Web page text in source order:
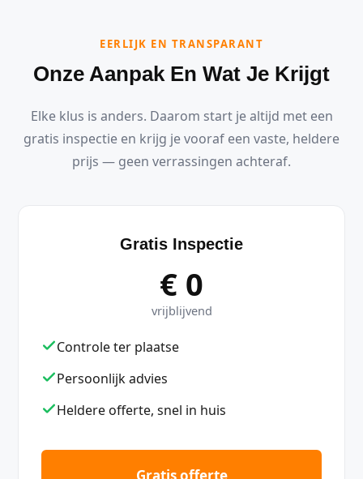
EERLIJK EN TRANSPARANT
Onze Aanpak En Wat Je Krijgt
Elke klus is anders. Daarom start je altijd met een
gratis inspectie en krijg je vooraf een vaste, heldere
prijs — geen verrassingen achteraf.
Gratis Inspectie
€ 0
vrijblijvend
Controle ter plaatse
Persoonlijk advies
Heldere offerte, snel in huis